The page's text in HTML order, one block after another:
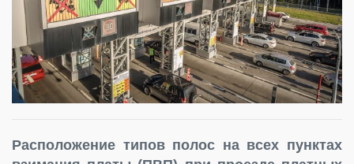
Расположение типов полос на всех пунктах